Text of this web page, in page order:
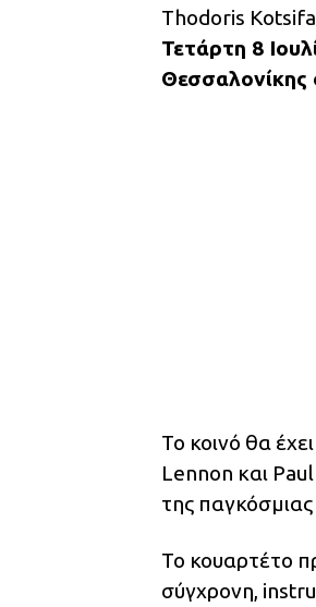
Thodoris
Τετάρτη 8
Θεσσαλονίκης
Το κοινό θα
Lennon και
της
Το κουαρτέτο
σύγχρονη,